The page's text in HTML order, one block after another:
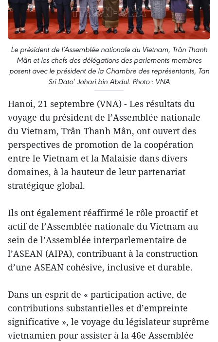
Le président de l’Assemblée nationale du Vietnam, Trân Thanh
Mân et les chefs des délégations des parlements membres
posent avec le président de la Chambre des représentants, Tan
Sri Dato’ Johari bin Abdul. Photo : VNA
Hanoi, 21 septembre (VNA) - Les résultats du
voyage du président de l’Assemblée nationale
du Vietnam, Trân Thanh Mân, ont ouvert des
perspectives de promotion de la coopération
entre le Vietnam et la Malaisie dans divers
domaines, à la hauteur de leur partenariat
stratégique global.
Ils ont également réaffirmé le rôle proactif et
actif de l’Assemblée nationale du Vietnam au
sein de l’Assemblée interparlementaire de
l’ASEAN (AIPA), contribuant à la construction
d’une ASEAN cohésive, inclusive et durable.
Dans un esprit de « participation active, de
contributions substantielles et d’empreinte
significative », le voyage du législateur suprême
vietnamien pour assister à la 46e Assemblée